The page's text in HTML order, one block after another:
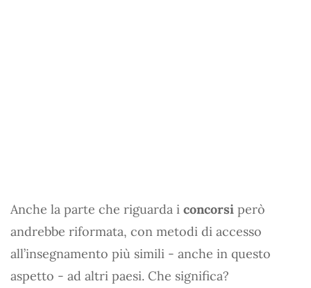
Anche la parte che riguarda i concorsi però
andrebbe riformata, con metodi di accesso
all’insegnamento più simili - anche in questo
aspetto - ad altri paesi. Che significa?